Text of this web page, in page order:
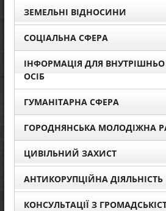
ЗЕМЕЛЬНІ ВІДНОСИНИ
СОЦІАЛЬНА СФЕРА
ІНФОРМАЦІЯ ДЛЯ
ОСІБ
ГУМАНІТАРНА СФЕРА
ГОРОДНЯНСЬКА МОЛОДІЖНА
ЦИВІЛЬНИЙ ЗАХИСТ
АНТИКОРУПЦІЙНА ДІЯЛЬНІСТЬ
КОНСУЛЬТАЦІЇ З